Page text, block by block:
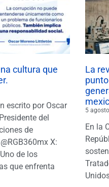
cultura que
escrito por Oscar
del
de
X:
de los
que enfrenta
La
5
En la